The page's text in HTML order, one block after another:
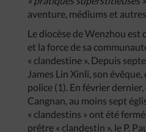
aventure, médiums et
Le diocèse de Wenzhou est
et la force de sa
« clandestine ». Depuis
James Lin Xinli, son
police (1). En février
Cangnan, au moins sept
« clandestins » ont été
prêtre « clandestin », le P.